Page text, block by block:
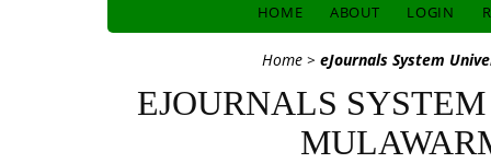
HOME ABOUT LOGIN
Home> eJournals System
EJOURNALS